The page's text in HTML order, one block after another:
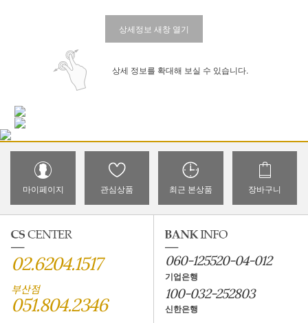
상세정보 새창 열기
상세 정보를 확대해 보실 수 있습니다.
마이페이지 관심상품 최근 본상품 장바구니
02.6204.1517
부산점
051.804.2346
060-125520-04-012
기업은행
100-032-252803
신한은행